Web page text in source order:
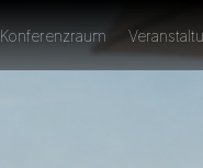
Konferenzraum